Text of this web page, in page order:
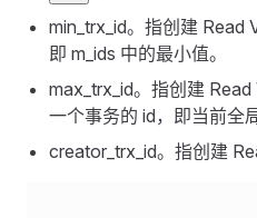
min_trx_id。指创建 Read
即 m_ids 中的最小值。
max_trx_id。指创建
一个事务的 id，即当前全
creator_trx_id。指创建